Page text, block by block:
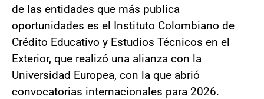
de las entidades que más publica
oportunidades es el Instituto Colombiano de
Crédito Educativo y Estudios Técnicos en el
Exterior, que realizó una alianza con la
Universidad Europea, con la que abrió
convocatorias internacionales para 2026.